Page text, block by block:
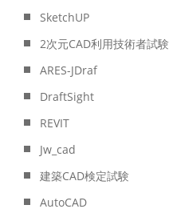
SketchUP
2次元CAD利用技術者試験
ARES-JDraf
DraftSight
REVIT
Jw_cad
建築CAD検定試験
AutoCAD